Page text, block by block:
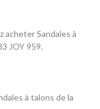
acheter Sandales à
JOY 959.
à talons de la